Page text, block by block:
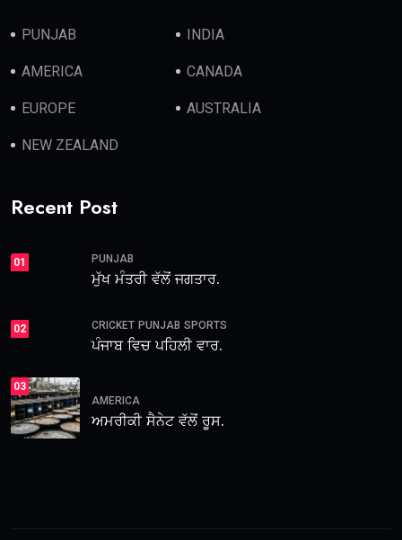
PUNJAB INDIA
AMERICA CANADA
EUROPE AUSTRALIA
NEW ZEALAND
Recent Post
01 PUNJAB
ਮੁੱਖ ਮੰਤਰੀ ਵੱਲੋਂ ਜਗਤਾਰ.
02 CRICKET PUNJAB SPORTS
ਪੰਜਾਬ ਵਿਚ ਪਹਿਲੀ ਵਾਰ.
03
AMERICA
ਅਮਰੀਕੀ ਸੈਨੇਟ ਵੱਲੋਂ ਰੂਸ.